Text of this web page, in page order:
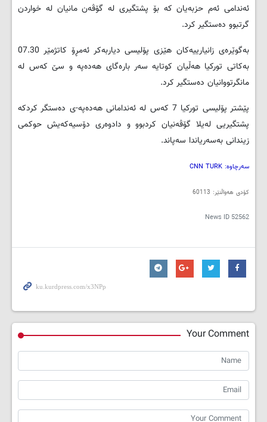
ئەندامی ئەم حزبەیان کە بۆ پشتگیری لە گۆڤەن مانیان لە خواردن
گرتبوو دەستگیر کرد.
بەگوێرەی زانیارییەکان هێزی پۆلیسی دیاربەکر ئەمڕۆ کاتژمێر 07.30
بەکاتی تورکیا هەڵیان کوتایە سەر بارەگای هەدەپە و سێ کەس لە
مانگرتووانیان دەستگیر کرد.
پێشتر پۆلیسی تورکیا 7 کەس لە ئەندامانی هەدەپە-ی دەستگر کردکە
پشتگیریی لەیلا گۆڤەنیان کردبوو و دادوەری دۆسیەکەیش حوکمی
زیندانی بەسەریاندا سەپاند.
سەرچاوە: CNN TURK
کۆدی هەواڵنێر: 60113
News ID 52562
Your Comment